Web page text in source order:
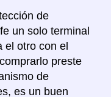
de
un solo terminal
el otro con el
preste
de
es un buen